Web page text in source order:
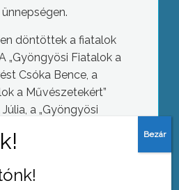
döntöttek a fiatalok
„Gyöngyösi Fiatalok a
Csóka Bence, a
a Művészetekért”
a „Gyöngyösi
a Közösségért”